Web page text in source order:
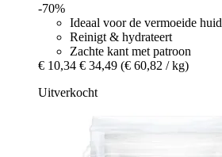
-70%
Ideaal voor de vermoeide huid
Reinigt & hydrateert
Zachte kant met patroon
€ 10,34 € 34,49 (€ 60,82 / kg)
Uitverkocht